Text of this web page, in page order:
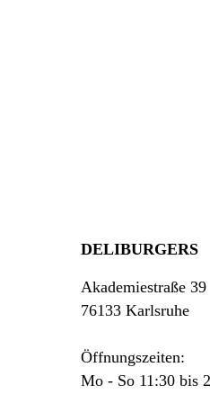
DELIBURGERS
Akademiestraße 39
76133 Karlsruhe
Öffnungszeiten:
Mo - So 11:30 bis